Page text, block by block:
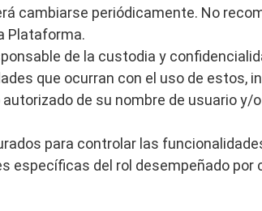
cambiarse periódicamente. No
Plataforma.
de la custodia y
que ocurran con el uso de estos,
de su nombre de usuario y/
para controlar las
específicas del rol desempeñado